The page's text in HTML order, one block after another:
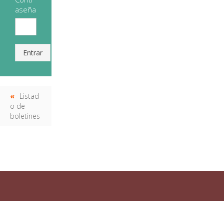
aseña
Entrar
Listad
o de
boletines